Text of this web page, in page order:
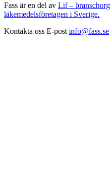
Fass är en del av Lif –
läkemedelsföretagen i Sverige.
Kontakta oss E-post info@fass.se